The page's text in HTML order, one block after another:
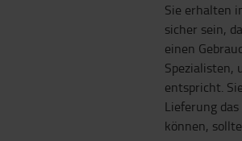
Sie erhalten
sicher sein,
einen
Spezialisten,
entspricht.
Lieferung
können,